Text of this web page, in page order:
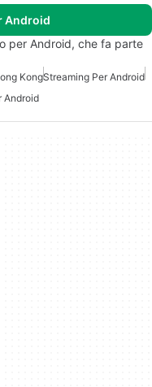
Android
per Android, che fa parte
KongStreaming Per Android
Android